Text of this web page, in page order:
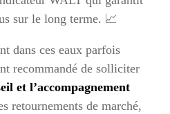
sur le long terme. 📈
dans ces eaux parfois
recommandé de solliciter
et l’accompagnement
retournements de marché,